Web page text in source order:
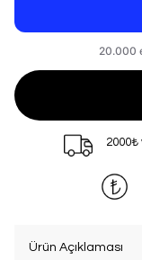
Ürün Açıklaması